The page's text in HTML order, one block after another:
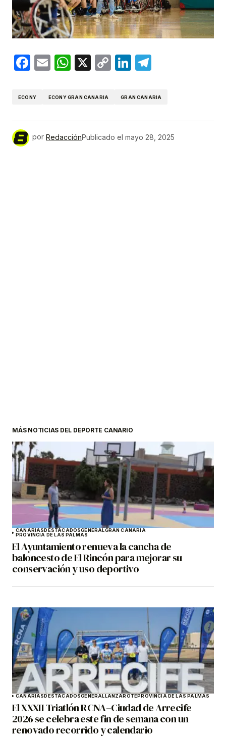
Facebook
EmailWhatsApp
X
CopyLinkedIn
ECONY ECONY GRAN CANARIA GRAN CANARIA
por RedacciónPublicado el mayo 28, 2025
MÁS NOTICIAS DEL DEPORTE CANARIO
CANARIASDESTACADOSGENERALGRAN CANARIA
PROVINCIA DE LAS PALMAS
El Ayuntamiento renueva la cancha de
baloncesto de El Rincón para mejorar su
conservación y uso deportivo
CANARIASDESTACADOSGENERALLANZAROTEPROVINCIA DE LAS PALMAS
El XXXII Triatlón RCNA–Ciudad de Arrecife
2026 se celebra este fin de semana con un
renovado recorrido y calendario